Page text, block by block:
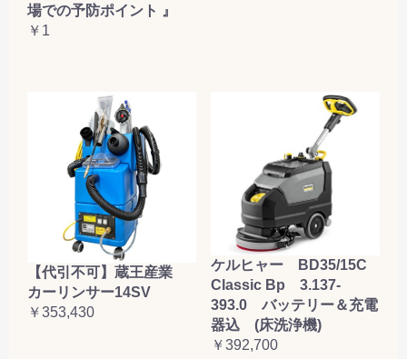
場での予防ポイント 』
￥1
【代引不可】蔵王産業
カーリンサー14SV
￥353,430
ケルヒャー BD35/15C
Classic Bp 3.137-
393.0 バッテリー＆充電
器込 (床洗浄機)
￥392,700